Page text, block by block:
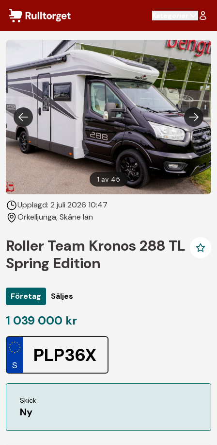
1av 45
Upplagd: 2 juli 2026 10:47
Örkelljunga, Skåne län
Roller Team Kronos 288 TL
Spring Edition
Företag Säljes
1 039 000 kr
PLP36X
Skick
Ny